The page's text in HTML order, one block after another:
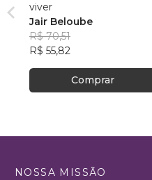
viver
Jair Beloube
R$ 70,51
R$ 55,82
Comprar
NOSSA MISSÃO